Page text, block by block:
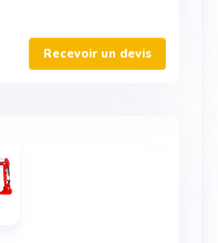
Recevoir un devis